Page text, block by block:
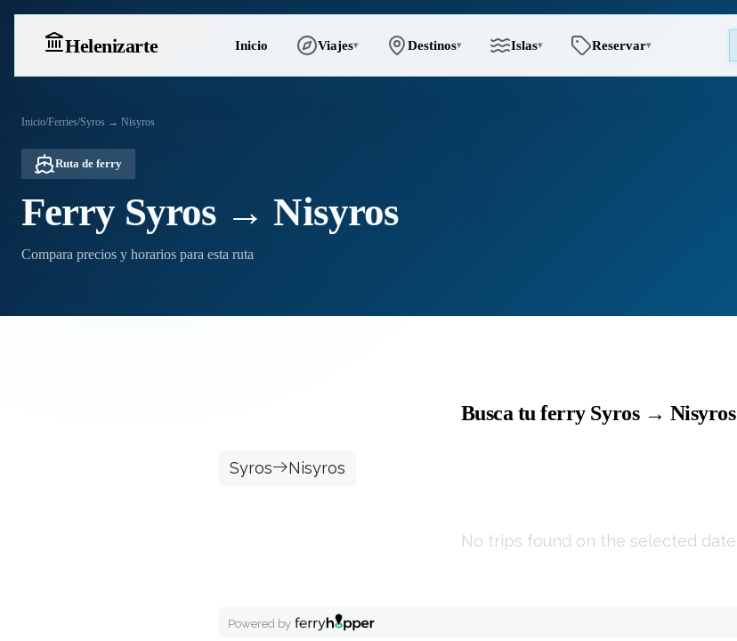
Helenizarte Inicio Viajes▾ Destinos▾ Islas▾ Reservar▾
Inicio/Ferries/Syros → Nisyros
Ruta de ferry
Ferry Syros → Nisyros
Compara precios y horarios para esta ruta
Busca tu ferry Syros → Nisyros